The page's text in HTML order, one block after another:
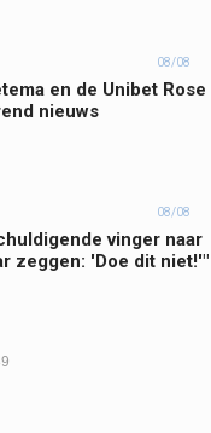
08/08
en de Unibet Rose
nieuws
08/08
vinger naar
zeggen: 'Doe dit niet!'"